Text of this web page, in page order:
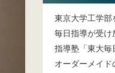
東京大学工学部
毎日指導が受け
指導塾「東大毎
オーダーメイ